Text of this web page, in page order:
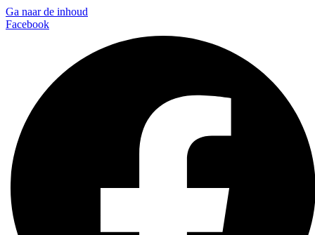
Ga naar de inhoud
Facebook